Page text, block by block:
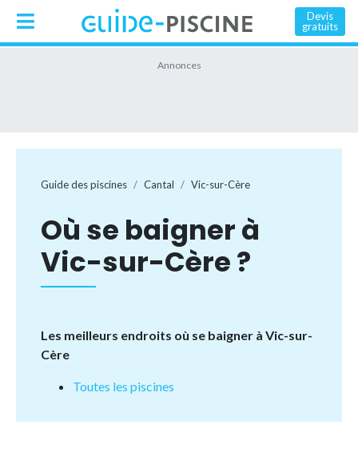
Devis
gratuits
Guide des piscines Cantal Vic-sur-Cère
Où se baigner à
Vic-sur-Cère ?
Les meilleurs endroits où se baigner à Vic-sur-
Cère
Toutes les piscines